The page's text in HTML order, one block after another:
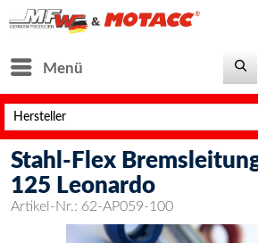
Menü
Stahl-Flex
125 Leonardo
Artikel-Nr.: 62-AP059-100